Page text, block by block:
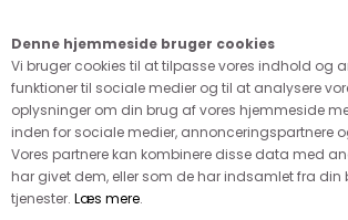
Denne hjemmeside bruger cookies
Vi bruger cookies til at tilpasse vores indhold og
funktioner til sociale medier og til at analysere
oplysninger om din brug af vores hjemmeside
inden for sociale medier, annonceringspartnere
Vores partnere kan kombinere disse data med
har givet dem, eller som de har indsamlet fra din
tjenester. Læs mere.
FORSIDE›TILBEHØR›